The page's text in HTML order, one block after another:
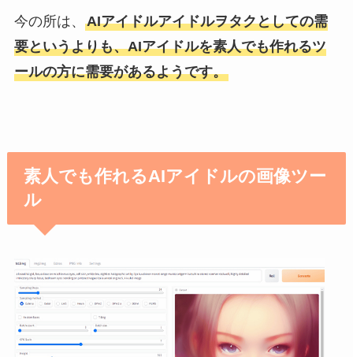
今の所は、 AIアイドルアイドルヲタクとしての需
要というよりも、AIアイドルを素人でも作れるツ
ールの方に需要があるようです。
素人でも作れるAIアイドルの画像ツー
ル